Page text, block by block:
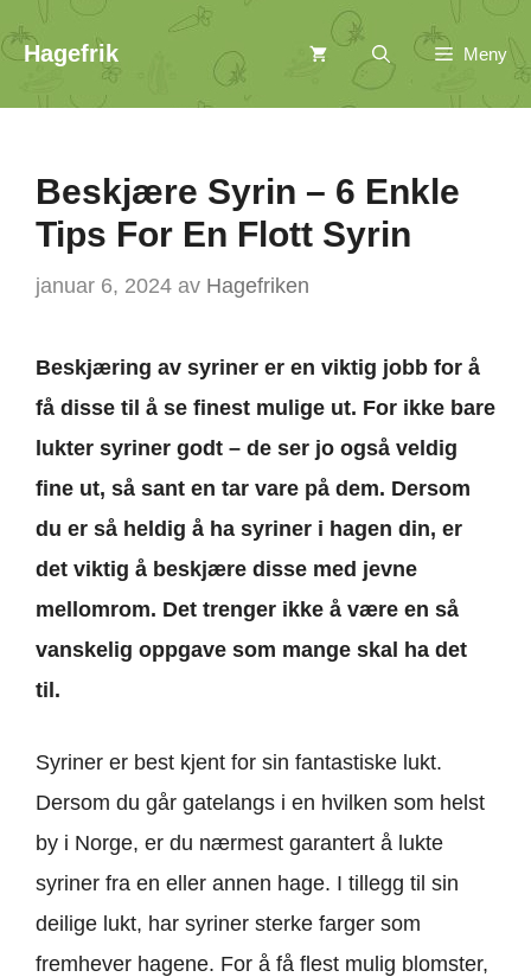
Hopp
til
innhold
Hagefrik Meny
Beskjære Syrin – 6 Enkle
Tips For En Flott Syrin
januar 6, 2024 av Hagefriken
Beskjæring av syriner er en viktig jobb for å
få disse til å se finest mulige ut. For ikke bare
lukter syriner godt – de ser jo også veldig
fine ut, så sant en tar vare på dem. Dersom
du er så heldig å ha syriner i hagen din, er
det viktig å beskjære disse med jevne
mellomrom. Det trenger ikke å være en så
vanskelig oppgave som mange skal ha det
til.
Syriner er best kjent for sin fantastiske lukt.
Dersom du går gatelangs i en hvilken som helst
by i Norge, er du nærmest garantert å lukte
syriner fra en eller annen hage. I tillegg til sin
deilige lukt, har syriner sterke farger som
fremhever hagene. For å få flest mulig blomster,